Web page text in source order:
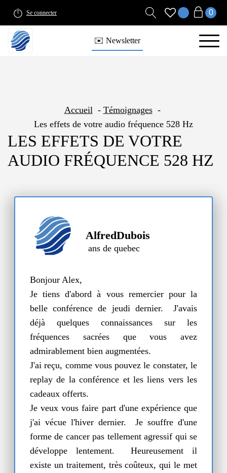
Se connecter
✉️ Newsletter
Accueil
Témoignages
Les effets de votre audio fréquence 528 Hz
LES EFFETS DE VOTRE
AUDIO FRÉQUENCE 528 HZ
AlfredDubois
ans dequebec
Bonjour Alex,
Je tiens d'abord à vous remercier pour la
belle conférence de jeudi dernier. J'avais
déjà quelques connaissances sur les
fréquences sacrées que vous avez
admirablement bien augmentées.
J'ai reçu, comme vous pouvez le constater, le
replay de la conférence et les liens vers les
cadeaux offerts.
Je veux vous faire part d'une expérience que
j'ai vécue l'hiver dernier. Je souffre d'une
forme de cancer pas tellement agressif qui se
développe lentement. Heureusement il
existe un traitement, très coûteux, qui le met